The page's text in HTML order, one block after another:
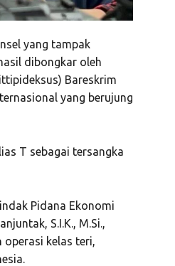
yang tampak
dibongkar oleh
Bareskrim
yang berujung
T sebagai tersangka
Pidana Ekonomi
S.I.K., M.Si.,
kelas teri,